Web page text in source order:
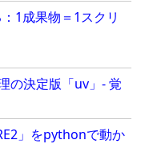
1成果物＝1スクリ
の決定版「uv」- 覚
」をpythonで動か